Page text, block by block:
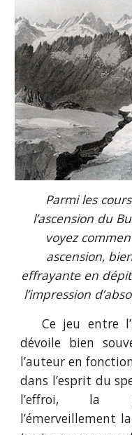
Parmi les
l’ascension du
voyez
ascension,
effrayante en
l’impression
Ce jeu entre
dévoile bien
l’auteur en
dans l’esprit du
l’effroi, la
l’émerveillement